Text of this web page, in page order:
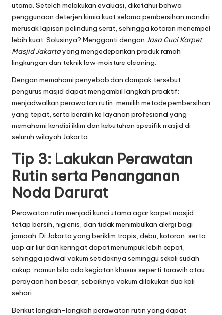
utama. Setelah melakukan evaluasi, diketahui bahwa
penggunaan deterjen kimia kuat selama pembersihan mandiri
merusak lapisan pelindung serat, sehingga kotoran menempel
lebih kuat. Solusinya? Mengganti dengan Jasa Cuci Karpet
Masjid Jakartayang mengedepankan produk ramah
lingkungan dan teknik low‑moisture cleaning.
Dengan memahami penyebab dan dampak tersebut,
pengurus masjid dapat mengambil langkah proaktif:
menjadwalkan perawatan rutin, memilih metode pembersihan
yang tepat, serta beralih ke layanan profesional yang
memahami kondisi iklim dan kebutuhan spesifik masjid di
seluruh wilayah Jakarta.
Tip 3: Lakukan Perawatan
Rutin serta Penanganan
Noda Darurat
Perawatan rutin menjadi kunci utama agar karpet masjid
tetap bersih, higienis, dan tidak menimbulkan alergi bagi
jamaah. Di Jakarta yang beriklim tropis, debu, kotoran, serta
uap air liur dan keringat dapat menumpuk lebih cepat,
sehingga jadwal vakum setidaknya seminggu sekali sudah
cukup, namun bila ada kegiatan khusus seperti tarawih atau
perayaan hari besar, sebaiknya vakum dilakukan dua kali
sehari.
Berikut langkah-langkah perawatan rutin yang dapat